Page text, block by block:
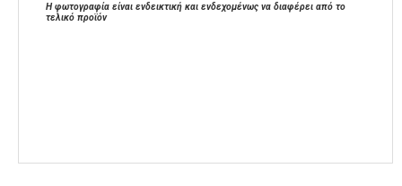
Η φωτογραφία είναι ενδεικτική και ενδεχομένως να διαφέρει από το
τελικό προϊόν